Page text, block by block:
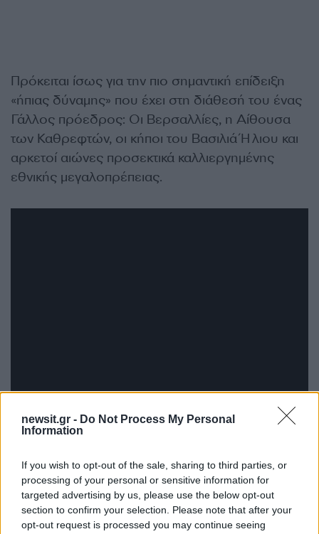
newsit.gr - Do Not Process My Personal
Information
If you wish to opt-out of the sale, sharing to third parties, or
processing of your personal or sensitive information for
targeted advertising by us, please use the below opt-out
section to confirm your selection. Please note that after your
opt-out request is processed you may continue seeing
Πρόκειται ίσως για την πιο σημαντική επίδειξη
«ήπιας δύναμης» που έχει στη διάθεσή του ένας
Γάλλος πρόεδρος: Οι Βερσαλλίες, η Αίθουσα
των Καθρεφτών, οι κήποι του Βασιλιά Ήλιου και
αρκετοί αιώνες προσεκτικά καλλιεργημένης
εθνικής μεγαλοπρέπειας.
«Οι Βερσαλλίες είναι ένα διπλωματικό εργαλείο
και ένα μέσο άσκησης επιρροής», δήλωσε ο
Μακρόν την Τετάρτη, παρομοιάζοντας τη
διπλωματία με το ποδόσφαιρο. «Είτε παίζω εντός